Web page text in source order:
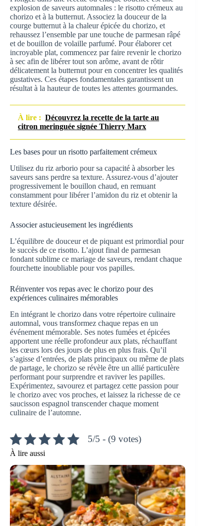
explosion de saveurs automnales : le risotto crémeux au
chorizo et à la butternut. Associez la douceur de la
courge butternut à la chaleur épicée du chorizo, et
rehaussez l’ensemble par une touche de parmesan râpé
et de bouillon de volaille parfumé. Pour élaborer cet
incroyable plat, commencez par faire revenir le chorizo
à sec afin de libérer tout son arôme, avant de rôtir
délicatement la butternut pour en concentrer les qualités
gustatives. Ces étapes fondamentales garantissent un
résultat à la hauteur de toutes les attentes gourmandes.
À lire : Découvrez la recette de la tarte au
citron meringuée signée Thierry Marx
Les bases pour un risotto parfaitement crémeux
Utilisez du riz arborio pour sa capacité à absorber les
saveurs sans perdre sa texture. Assurez-vous d’ajouter
progressivement le bouillon chaud, en remuant
constamment pour libérer l’amidon du riz et obtenir la
texture désirée.
Associer astucieusement les ingrédients
L’équilibre de douceur et de piquant est primordial pour
le succès de ce risotto. L’ajout final de parmesan
fondant sublime ce mariage de saveurs, rendant chaque
fourchette inoubliable pour vos papilles.
Réinventer vos repas avec le chorizo pour des
expériences culinaires mémorables
En intégrant le chorizo dans votre répertoire culinaire
automnal, vous transformez chaque repas en un
événement mémorable. Ses notes fumées et épicées
apportent une réelle profondeur aux plats, réchauffant
les cœurs lors des jours de plus en plus frais. Qu’il
s’agisse d’entrées, de plats principaux ou même de plats
de partage, le chorizo se révèle être un allié particuIère
performant pour surprendre et raviver les papilles.
Expérimentez, savourez et partagez cette passion pour
le chorizo avec vos proches, et laissez la richesse de ce
saucisson espagnol transcender chaque moment
culinaire de l’automne.
5/5 - (9 votes)
À lire aussi